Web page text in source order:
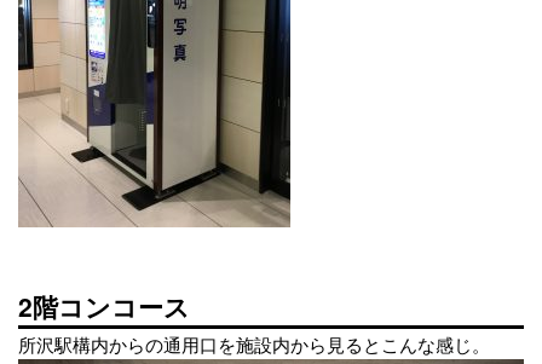
2階コンコース
所沢駅構内からの通用口を施設内から見るとこんな感じ。